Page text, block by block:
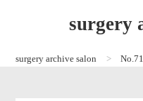
surgery
surgery archive salon